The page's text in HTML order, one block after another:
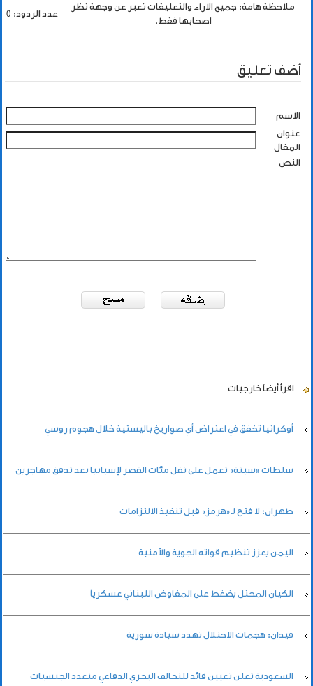
ملاحظة هامة: جميع الاراء والتعليقات تعبر عن وجهة نظر
اصحابها فقط.
عدد الردود: 0
أضف تعليق
الاسم
عنوان
المقال
النص
اقرأ أيضاً خارجيات
أوكرانيا تخفق في اعتراض أي صواريخ باليستية خلال هجوم روسي
سلطات «سبتة» تعمل على نقل مئات القصر لإسبانيا بعد تدفق مهاجرين
طهران: لا فتح لـ«هرمز» قبل تنفيذ الالتزامات
اليمن يعزز تنظيم قواته الجوية والأمنية
الكيان المحتل يضغط على المفاوض اللبناني عسكرياً
فيدان: هجمات الاحتلال تهدد سيادة سورية
السعودية تعلن تعيين قائد للتحالف البحري الدفاعي متعدد الجنسيات